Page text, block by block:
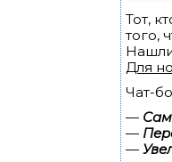
Тот,
того,
Для
Чат-
— Сам
—
—
ПЕРВОГО